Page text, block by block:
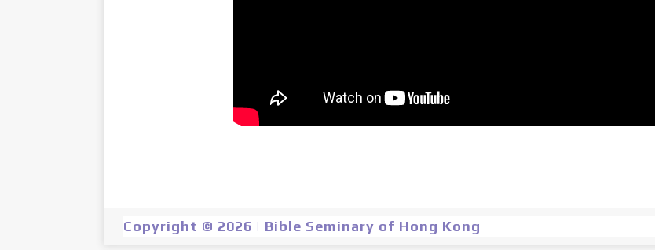
Copyright © 2026 | Bible Seminary of Hong Kong